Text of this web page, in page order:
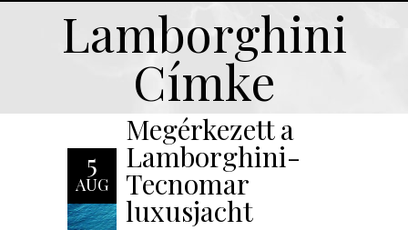
Lamborghini
Címke
5
AUG
Megérkezett a
Lamborghini-
Tecnomar
luxusjacht